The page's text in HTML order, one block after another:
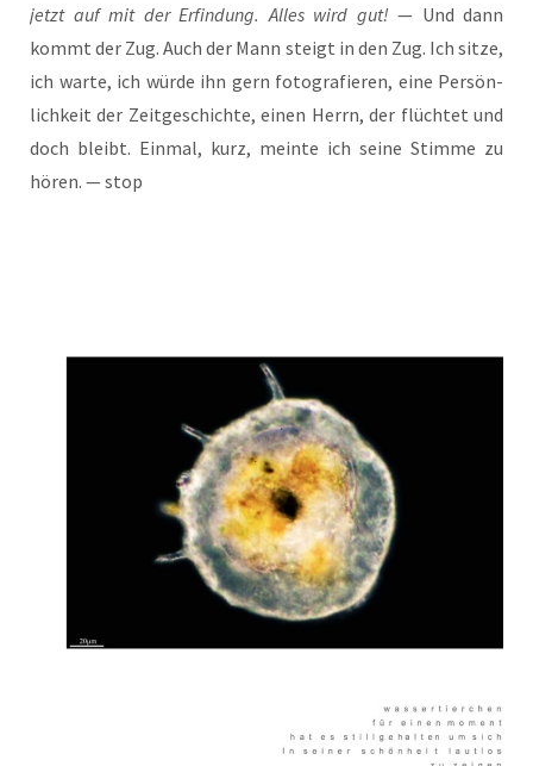
jetzt auf mit der Erfin­dung. Alles wird gut! — Und dann
kommt der Zug. Auch der Mann steigt in den Zug. Ich sit­ze,
ich war­te, ich wür­de ihn gern foto­gra­fie­ren, eine Per­sön­
lich­keit der Zeit­ge­schich­te, einen Herrn, der flüch­tet und
doch bleibt. Ein­mal, kurz, mein­te ich sei­ne Stim­me zu
hören. — stop